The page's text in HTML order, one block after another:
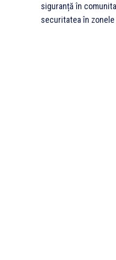
siguranță în
securitatea în